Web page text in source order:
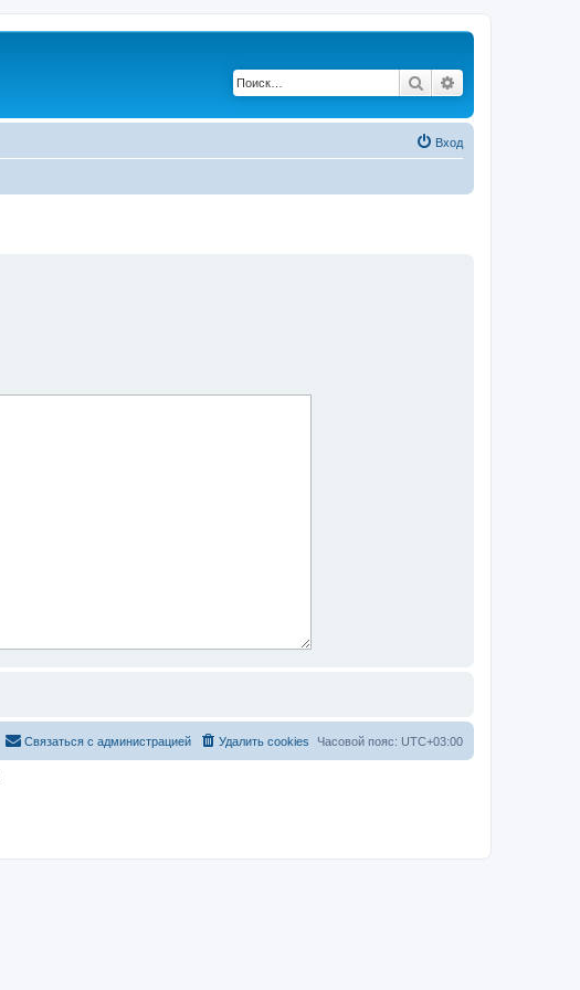
Поиск
Вход
Часовой пояс: UTC+03:00
Удалить cookies
Связаться с администрацией